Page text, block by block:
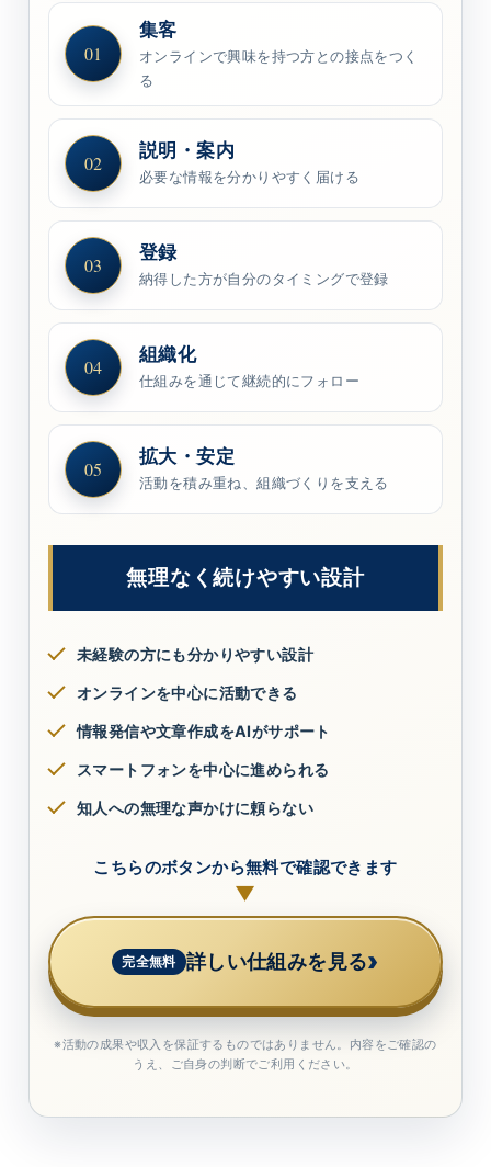
01
集客
オンラインで興味を持つ方との接点をつく
る
02
説明・案内
必要な情報を分かりやすく届ける
03
登録
納得した方が自分のタイミングで登録
04
組織化
仕組みを通じて継続的にフォロー
05
拡大・安定
活動を積み重ね、組織づくりを支える
無理なく続けやすい設計
未経験の方にも分かりやすい設計
オンラインを中心に活動できる
情報発信や文章作成をAIがサポート
スマートフォンを中心に進められる
知人への無理な声かけに頼らない
こちらのボタンから無料で確認できます
▼
完全無料 詳しい仕組みを見る›
※活動の成果や収入を保証するものではありません。内容をご確認の
うえ、ご自身の判断でご利用ください。